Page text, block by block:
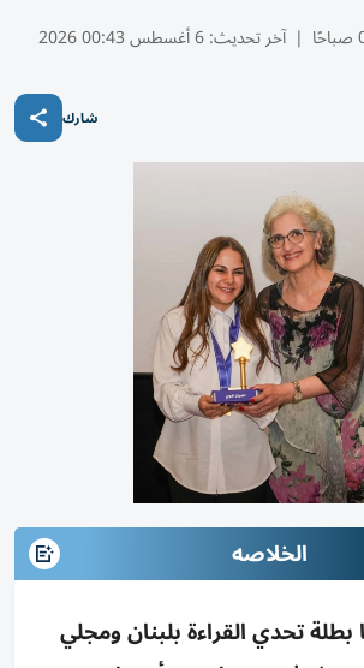
| آخر تحديث:6 أغسطس 00:43 2026
شارك
الخلاصه
بطلة تحدي القراءة بلبنان ومجلي